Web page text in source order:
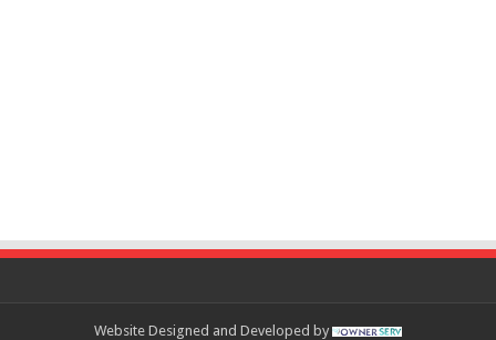
Website Designed and Developed by